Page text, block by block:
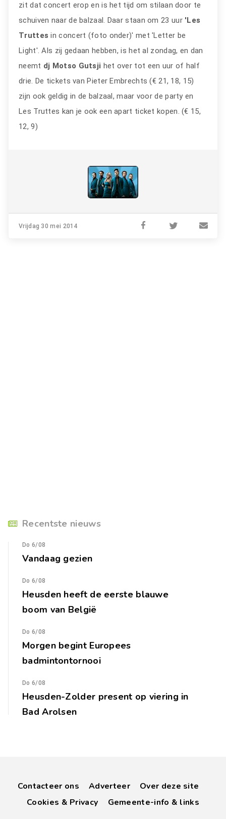
zit dat concert erop en is het tijd om stilaan door te
schuiven naar de balzaal. Daar staan om 23 uur'Les
Truttes in concert (foto onder)' met 'Letter be
Light'. Als zij gedaan hebben, is het al zondag, en dan
neemt dj Motso Gutsji het over tot een uur of half
drie. De tickets van Pieter Embrechts (€ 21, 18, 15)
zijn ook geldig in de balzaal, maar voor de party en
Les Truttes kan je ook een apart ticket kopen. (€ 15,
12, 9)
Vrijdag 30 mei 2014
Recentste nieuws
Do 6/08
Vandaag gezien
Do 6/08
Heusden heeft de eerste blauwe
boom van België
Do 6/08
Morgen begint Europees
badmintontornooi
Do 6/08
Heusden-Zolder present op viering in
Bad Arolsen
Contacteer ons Adverteer
Over deze site
Cookies & Privacy
Gemeente-info & links